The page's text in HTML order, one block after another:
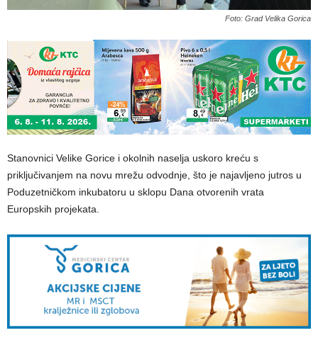
Foto: Grad Velika Gorica
Stanovnici Velike Gorice i okolnih naselja uskoro kreću s
priključivanjem na novu mrežu odvodnje, što je najavljeno jutros u
Poduzetničkom inkubatoru u sklopu Dana otvorenih vrata
Europskih projekata.